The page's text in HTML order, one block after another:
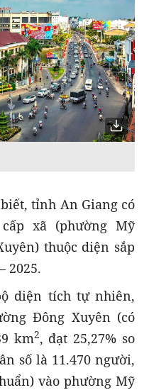
tỉnh An Giang có
xã (phường Mỹ
thuộc diện sắp
2025.
diện tích tự nhiên,
Đông Xuyên (có
km2, đạt 25,27% so
số là 11.470 người,
vào phường Mỹ